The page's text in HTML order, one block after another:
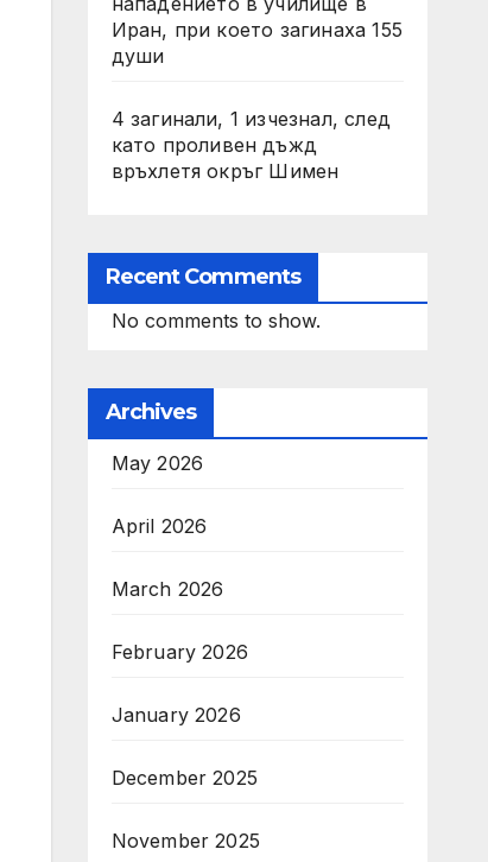
Иран, при което загинаха 155
души
4 загинали, 1 изчезнал, след
като проливен дъжд
връхлетя окръг Шимен
Recent Comments
No comments to show.
Archives
May 2026
April 2026
March 2026
February 2026
January 2026
December 2025
November 2025